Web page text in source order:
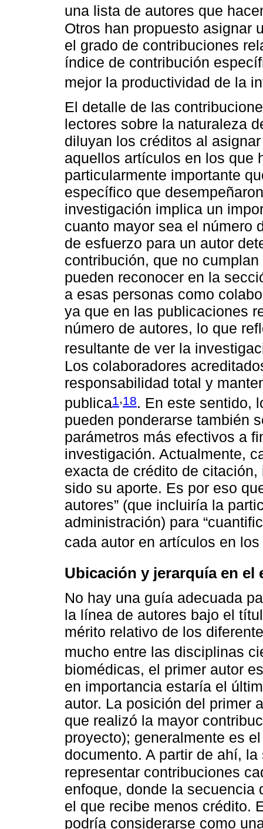
una lista de autores que
Otros han propuesto asignar
el grado de contribuciones
índice de contribución
mejor la productividad de la
El detalle de las
lectores sobre la naturaleza
diluyan los créditos al
aquellos artículos en los que
particularmente importante
específico que
investigación implica un
cuanto mayor sea el número
de esfuerzo para un autor
contribución, que no
pueden reconocer en la
a esas personas como
ya que en las publicaciones
número de autores, lo que
resultante de ver la
Los colaboradores
responsabilidad total y
publica1 18. En este sentido,
pueden ponderarse también
parámetros más efectivos a
investigación. Actualmente,
exacta de crédito de
sido su aporte. Es por eso
autores” (que incluiría la
administración) para
cada autor en artículos en
Ubicación y jerarquía en el
No hay una guía adecuada
la línea de autores bajo el
mérito relativo de los
mucho entre las disciplinas
biomédicas, el primer autor
en importancia estaría el
autor. La posición del primer
que realizó la mayor
proyecto); generalmente es
documento. A partir de ahí,
representar contribuciones
enfoque, donde la secuencia
el que recibe menos crédito.
podría considerarse como